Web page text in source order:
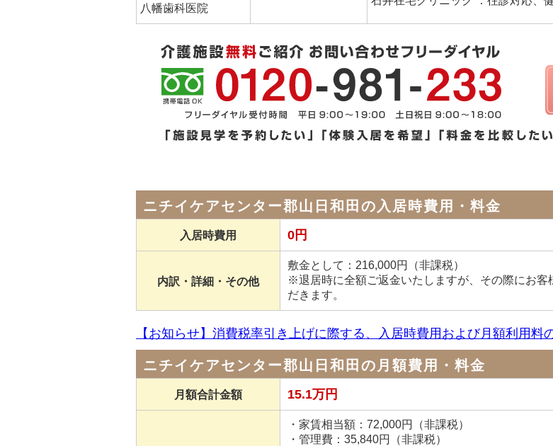
八幡歯科医院
ニチイケアセンター郡山日和田の入居時費用・料金
入居時費用 0円
内訳・詳細・その他
敷金として：216,000円（非課税）
※退居時に全額ご返金いたしますが、その際にお
だきます。
【お知らせ】消費税率引き上げに際する、入居時費用および月額利用料
ニチイケアセンター郡山日和田の月額費用・料金
月額合計金額 15.1万円
・家賃相当額：72,000円（非課税）
・管理費：35,840円（非課税）